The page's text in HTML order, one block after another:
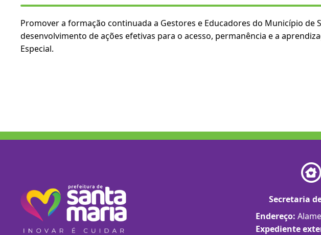
Promover a formação continuada a Gestores e Educadores do Município
desenvolvimento de ações efetivas para o acesso, permanência e a
Especial.
Secretaria
Endereço:
Expediente